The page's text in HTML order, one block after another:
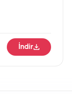
İndir